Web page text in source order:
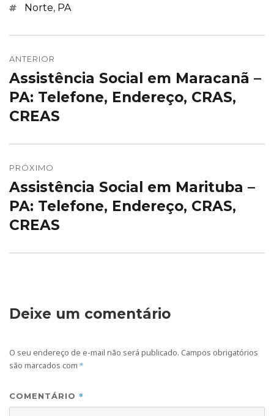
Marcações
Norte, PA
de
Post
ANTERIOR
Post
anterior:
Assistência Social em Maracanã –
PA: Telefone, Endereço, CRAS,
CREAS
PRÓXIMO
Próximo
post:
Assistência Social em Marituba –
PA: Telefone, Endereço, CRAS,
CREAS
Deixe um comentário
O seu endereço de e-mail não será publicado. Campos obrigatórios
são marcados com *
COMENTÁRIO *